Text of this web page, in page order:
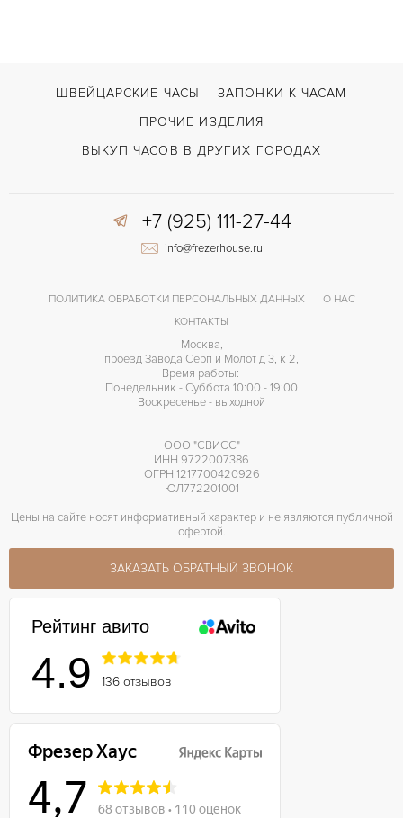
ШВЕЙЦАРСКИЕ ЧАСЫ
ЗАПОНКИ К ЧАСАМ
ПРОЧИЕ ИЗДЕЛИЯ
ВЫКУП ЧАСОВ В ДРУГИХ ГОРОДАХ
+7 (925) 111-27-44
info@frezerhouse.ru
ПОЛИТИКА ОБРАБОТКИ ПЕРСОНАЛЬНЫХ ДАННЫХ
О НАС
КОНТАКТЫ
Москва,
проезд Завода Серп и Молот д 3, к 2,
Время работы:
Понедельник - Суббота 10:00 - 19:00
Воскресенье - выходной
ООО "СВИСС"
ИНН 9722007386
ОГРН 1217700420926
ЮЛ772201001
Цены на сайте носят информативный характер и не являются публичной
офертой.
ЗАКАЗАТЬ ОБРАТНЫЙ ЗВОНОК
Рейтинг авито
4.9 136 отзывов